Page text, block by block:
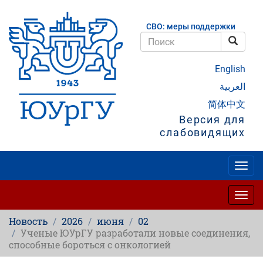
основному
содержанию
СВО: меры поддержки
English
العربية
简体中文
Версия для
слабовидящих
Новость 2026 июня
02
Ученые ЮУрГУ разработали новые соединения,
способные бороться с онкологией